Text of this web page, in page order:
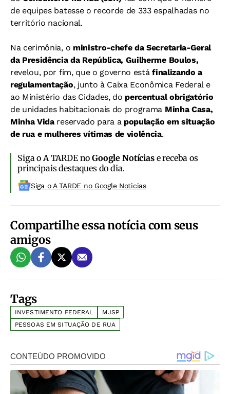
de equipes batesse o recorde de 333 espalhadas no
território nacional.
Na cerimônia, o ministro-chefe da Secretaria-Geral
da Presidência da República, Guilherme Boulos,
revelou, por fim, que o governo estáfinalizando a
regulamentação, junto à Caixa Econômica Federal e
ao Ministério das Cidades, do percentual obrigatório
de unidades habitacionais do programa Minha Casa,
Minha Vidareservado para a população em situação
de rua e mulheres vítimas de violência.
Siga o A TARDE noGoogle Notíciase receba os
principais destaques do dia.
Siga o A TARDE no Google Noticias
Compartilhe essa notícia com seus
amigos
Tags
INVESTIMENTO FEDERAL
MJSP
PESSOAS EM SITUAÇÃO DE RUA